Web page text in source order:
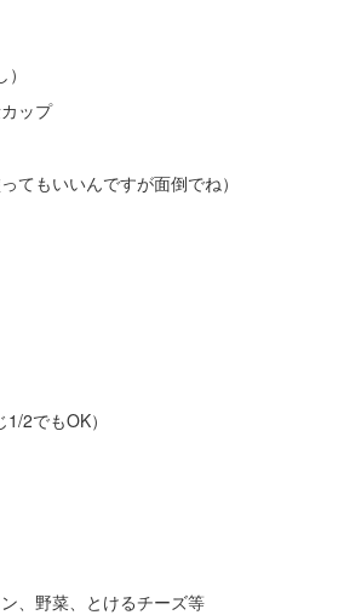
ップ
てもいいんですが面倒でね）
2でもOK）
、野菜、とけるチーズ等